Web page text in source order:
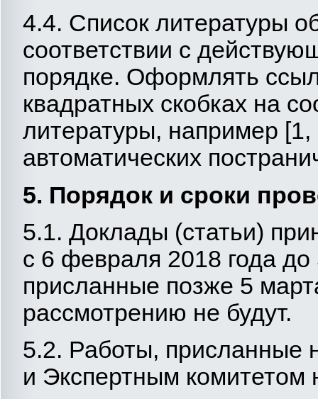
4.4. Список литературы
соответствии с
порядке. Оформлять
квадратных скобках на
литературы, например
автоматических
5. Порядок и сроки
5.1. Доклады (статьи)
с 6 февраля 2018 года
присланные позже 5
рассмотрению не будут.
5.2. Работы, присланные
и Экспертным комитетом